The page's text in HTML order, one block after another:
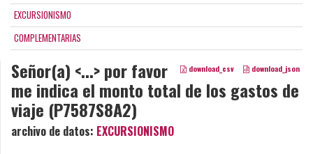
EXCURSIONISMO
COMPLEMENTARIAS
download_csv download_json
Señor(a) <...> por favor
me indica el monto total de los gastos de
viaje (P7587S8A2)
archivo de datos: EXCURSIONISMO